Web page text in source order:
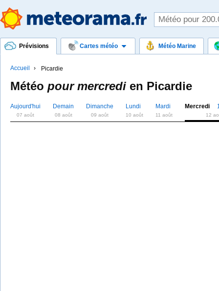
Prévisions Cartes météo Météo Marine
Accueil Picardie
Météo pour mercredi en Picardie
Aujourd'hui
07 août
Demain
08 août
Dimanche
09 août
Lundi
10 août
Mardi
11 août
Mercredi
12